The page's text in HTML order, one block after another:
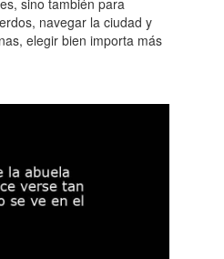
sino también para
navegar la ciudad y
elegir bien importa más